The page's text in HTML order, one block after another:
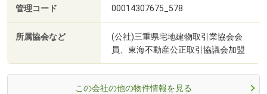
管理コード 00014307675_578
所属協会など
(公社)三重県宅地建物取引業協会会
員、東海不動産公正取引協議会加盟
この会社の他の物件情報を見る